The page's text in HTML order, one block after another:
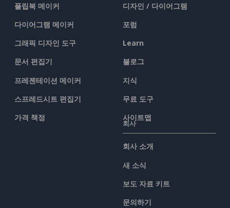
플립북 메이커
다이어그램 메이커
그래픽 디자인 도구
문서 편집기
프레젠테이션 메이커
스프레드시트 편집기
가격 책정
디자인 / 다이어그램
포럼
Learn
블로그
지식
무료 도구
사이트맵
회사
회사 소개
새 소식
보도 자료 키트
문의하기